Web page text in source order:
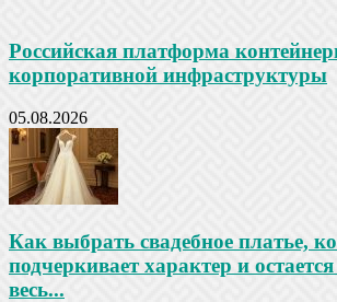
Российская платформа
корпоративной инфраструктуры
05.08.2026
Как выбрать свадебное платье,
подчеркивает характер и
весь...